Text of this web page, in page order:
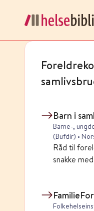
Barn i
Barne-,
(Bufdir) •
Råd til
snakke